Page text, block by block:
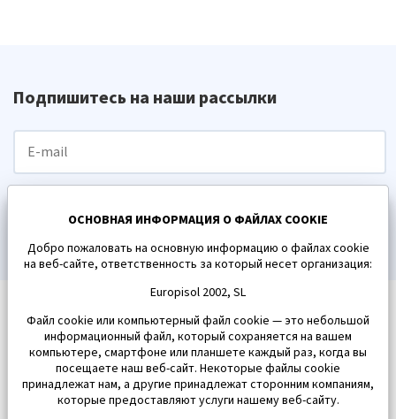
Подпишитесь на наши рассылки
ПОДПИСАТЬСЯ
ОСНОВНАЯ ИНФОРМАЦИЯ О ФАЙЛАХ COOKIE
Добро пожаловать на основную информацию о файлах cookie
на веб-сайте, ответственность за который несет организация:
Europisol 2002, SL
Файл cookie или компьютерный файл cookie — это небольшой
информационный файл, который сохраняется на вашем
компьютере, смартфоне или планшете каждый раз, когда вы
посещаете наш веб-сайт. Некоторые файлы cookie
принадлежат нам, а другие принадлежат сторонним компаниям,
которые предоставляют услуги нашему веб-сайту.